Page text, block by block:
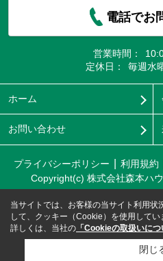
電話でお
営業時間：
定休日：
毎週水
ホーム
お問い合わせ
プライバシーポリシー 利用規約
Copyright(c) 株式会社森本ハ
当サイトでは、お客様の当サイト利用状
して、クッキー（Cookie）を使用してい
詳しくは、当社の 「Cookieの取扱いにつ
閉じ